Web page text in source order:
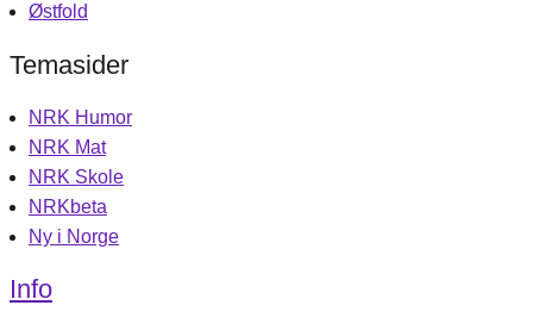
Østfold
Temasider
NRK Humor
NRK Mat
NRK Skole
NRKbeta
Ny i Norge
Info